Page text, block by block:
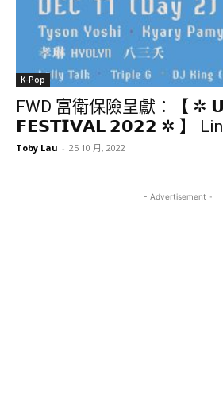
K-Pop
FWD 富衛保險呈獻：【
𝗙𝗘𝗦𝗧𝗜𝗩𝗔𝗟 𝟮𝟬𝟮𝟮 ✲ 】
Toby Lau - 25 10 月, 2022
- Advertisement -